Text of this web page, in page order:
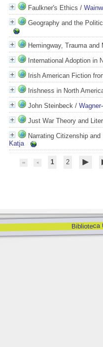
Faulkner's Ethics /
Geography and the
Hemingway, Trauma and
International Adoption in
Irish American Fiction
Irishness in North
John Steinbeck /
Just War Theory and
Narrating Citizenship
Katja
1 2
Biblioteca